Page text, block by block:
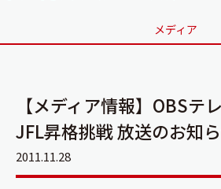
メディア
【メディア情報】OBS
JFL昇格挑戦 放送のお知
2011.11.28